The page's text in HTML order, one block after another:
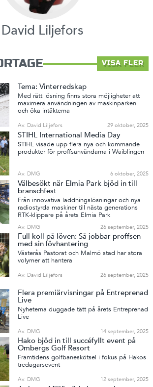
David Liljefors
VISA FLER
Tema: Vinterredskap
Med rätt lösning finns stora möjligheter att
maximera användningen av maskinparken
och öka intäkterna
Av: David Liljefors 29 oktober, 2025
STIHL International Media Day
STIHL visade upp flera nya och kommande
produkter för proffsanvändarna i Waiblingen
Av: DMG 6 oktober, 2025
Välbesökt när Elmia Park bjöd in till
branschfest
Från innovativa laddningslösningar och nya
radiostyrda maskiner till nästa generations
RTK-klippare på årets Elmia Park
Av: DMG 26 september, 2025
Full koll på löven: Så jobbar proffsen
med sin lövhantering
Västerås Pastorat och Malmö stad har stora
volymer att hantera
Av: David Liljefors 26 september, 2025
Flera premiärvisningar på Entreprenad
Live
Nyheterna duggade tätt på årets Entreprenad
Live
Av: DMG 14 september, 2025
Hako bjöd in till succéfyllt event på
Ombergs Golf Resort
Framtidens golfbaneskötsel i fokus på Hakos
tredagarsevent
Av: DMG 12 september, 2025